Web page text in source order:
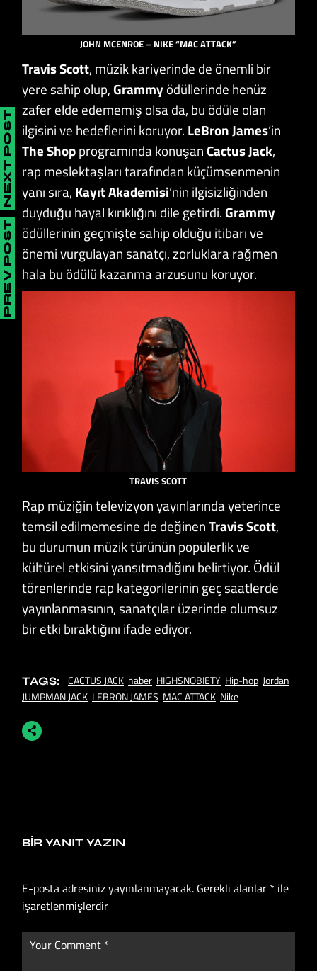
JOHN MCENROE – NIKE “MAC ATTACK”
Travis Scott, müzik kariyerinde de önemli bir
yere sahip olup,Grammy ödüllerinde henüz
zafer elde edememiş olsa da, bu ödüle olan
ilgisini ve hedeflerini koruyor. LeBron James‘in
The Shopprogramında konuşanCactus Jack,
rap meslektaşları tarafından küçümsenmenin
yanı sıra, Kayıt Akademisi‘nin ilgisizliğinden
duyduğu hayal kırıklığını dile getirdi.Grammy
ödüllerinin geçmişte sahip olduğu itibarı ve
önemi vurgulayan sanatçı, zorluklara rağmen
hala bu ödülü kazanma arzusunu koruyor.
TRAVIS SCOTT
Rap müziğin televizyon yayınlarında yeterince
temsil edilmemesine de değinenTravis Scott,
bu durumun müzik türünün popülerlik ve
kültürel etkisini yansıtmadığını belirtiyor. Ödül
törenlerinde rap kategorilerinin geç saatlerde
yayınlanmasının, sanatçılar üzerinde olumsuz
bir etki bıraktığını ifade ediyor.
TAGS: CACTUS JACK haber HIGHSNOBIETY Hip-hop Jordan
JUMPMAN JACK LEBRON JAMES MAC ATTACK Nike
PREV POST
NEXT POST
BIR YANIT YAZIN
E-posta adresiniz yayınlanmayacak. Gerekli alanlar * ile
işaretlenmişlerdir